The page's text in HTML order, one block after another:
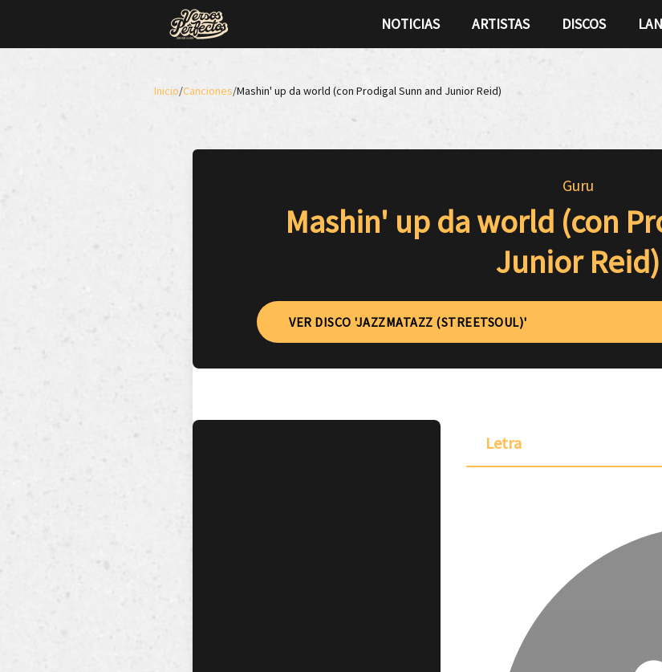
NOTICIAS ARTISTAS DISCOS
Inicio/Canciones/Mashin' up da world (con Prodigal Sunn and Junior Reid)
Guru
Mashin' up da world (con
Junior Reid)
VER DISCO 'JAZZMATAZZ (STREETSOUL)'
Letra